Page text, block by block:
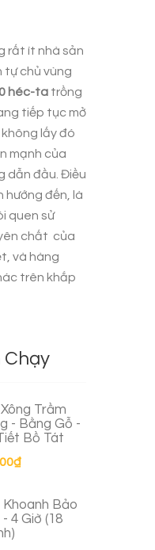
rất ít nhà sản
chủ vùng
héc-ta trồng
tiếp tục mở
không lấy đó
mạnh của
dẫn đầu. Điều
hướng đến, là
quen sử
chất của
và hàng
trên khắp
Chạy
Trầm
- Bằng Gỗ -
Bồ Tát
₫
Khoanh Bảo
4 Giờ (18